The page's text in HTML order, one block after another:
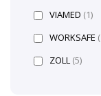
VIAMED (1)
WORKSAFE
ZOLL (5)